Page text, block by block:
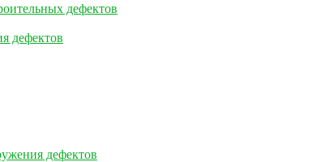
дефектов
дефектов
дефектов